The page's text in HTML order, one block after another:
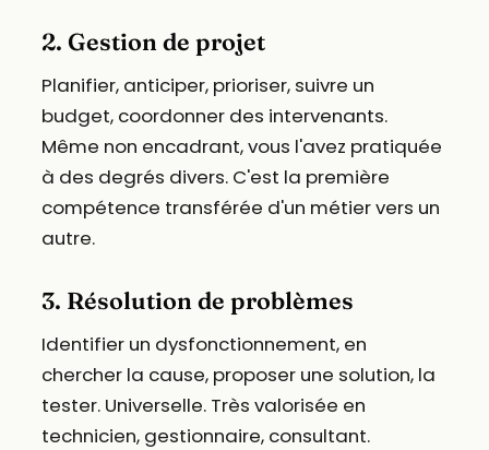
2. Gestion de projet
Planifier, anticiper, prioriser, suivre un
budget, coordonner des intervenants.
Même non encadrant, vous l'avez pratiquée
à des degrés divers. C'est la première
compétence transférée d'un métier vers un
autre.
3. Résolution de problèmes
Identifier un dysfonctionnement, en
chercher la cause, proposer une solution, la
tester. Universelle. Très valorisée en
technicien, gestionnaire, consultant.